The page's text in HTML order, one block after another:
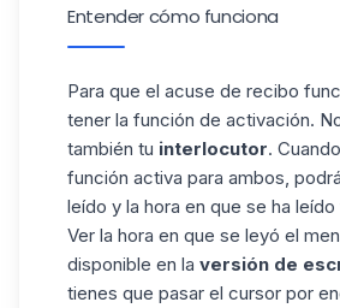
Entender cómo funciona
Para que el acuse de recibo
tener la función de activación.
también tu interlocutor.
función activa para ambos,
leído y la hora en que se ha
Ver la hora en que se leyó el
disponible en la versión de
tienes que pasar el cursor por